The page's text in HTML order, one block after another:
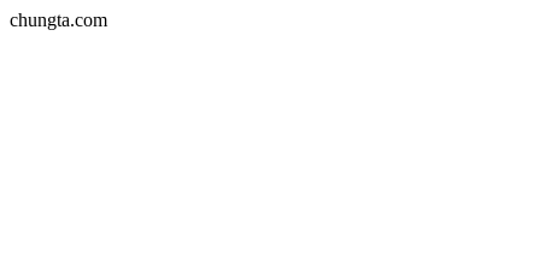
chungta.com